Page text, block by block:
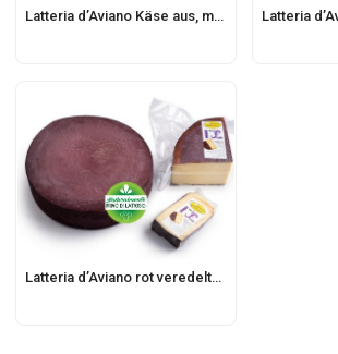
Latteria d’Aviano Käse aus, mit Schioppettino Moschioni Trester veredelt
Latteria d’Aviano rot veredelter Käse